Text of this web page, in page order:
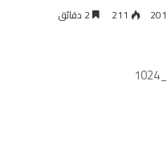
211 2 دقائق